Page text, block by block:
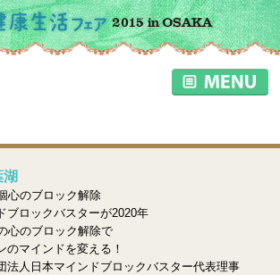
心のブロック解除
ブロックバスターが2020年
心のブロック解除で
のマインドを変える！
法人日本マインドブロックバスター代表理事